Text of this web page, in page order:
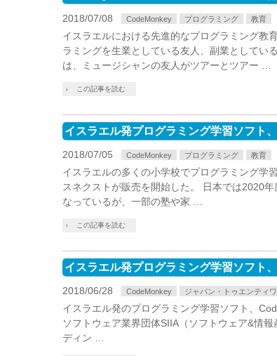
2018/07/08 CodeMonkey プログラミング 教育
イスラエルにおける先進的なプログラミング教
ラミングを生業としている友人、副業としてい
は、ミュージシャンの友人がツアーとツアー …
この記事を読む
イスラエル発プログラミング学習ソフト
2018/07/05 CodeMonkey プログラミング 教育
イスラエルの多くの小学校でプログラミング学
スネクストが販売を開始した。 日本では2020
なっているが、一部の塾や家 …
この記事を読む
イスラエル発プログラミング学習ソフト
2018/06/28 CodeMonkey ジャパン・トゥエンティ
イスラエル発のプログラミング学習ソフト、
ソフトウェア業界団体SIIA（ソフトウェア&情
ディン …